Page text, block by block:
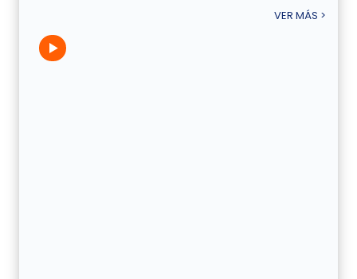
VER MÁS >